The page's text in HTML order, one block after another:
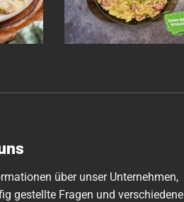
über unser Unternehmen,
gestellte Fragen und verschiedene